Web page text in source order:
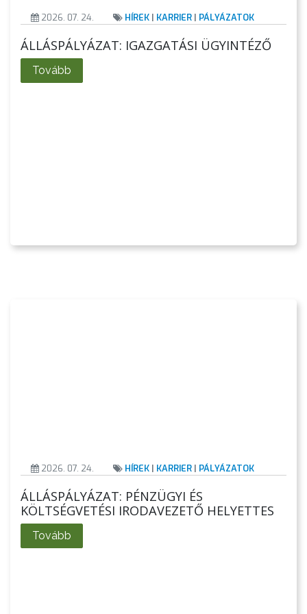
AZ
AZ
ÖNKORMÁNYZATI
CÉGEK
2026. 07. 24. HÍREK | KARRIER | PÁLYÁZATOK
ÁLLÁSPÁLYÁZAT: IGAZGATÁSI ÜGYINTÉZŐ
Tovább
2026. 07. 24. HÍREK | KARRIER | PÁLYÁZATOK
ÁLLÁSPÁLYÁZAT: PÉNZÜGYI ÉS
KÖLTSÉGVETÉSI IRODAVEZETŐ HELYETTES
Tovább